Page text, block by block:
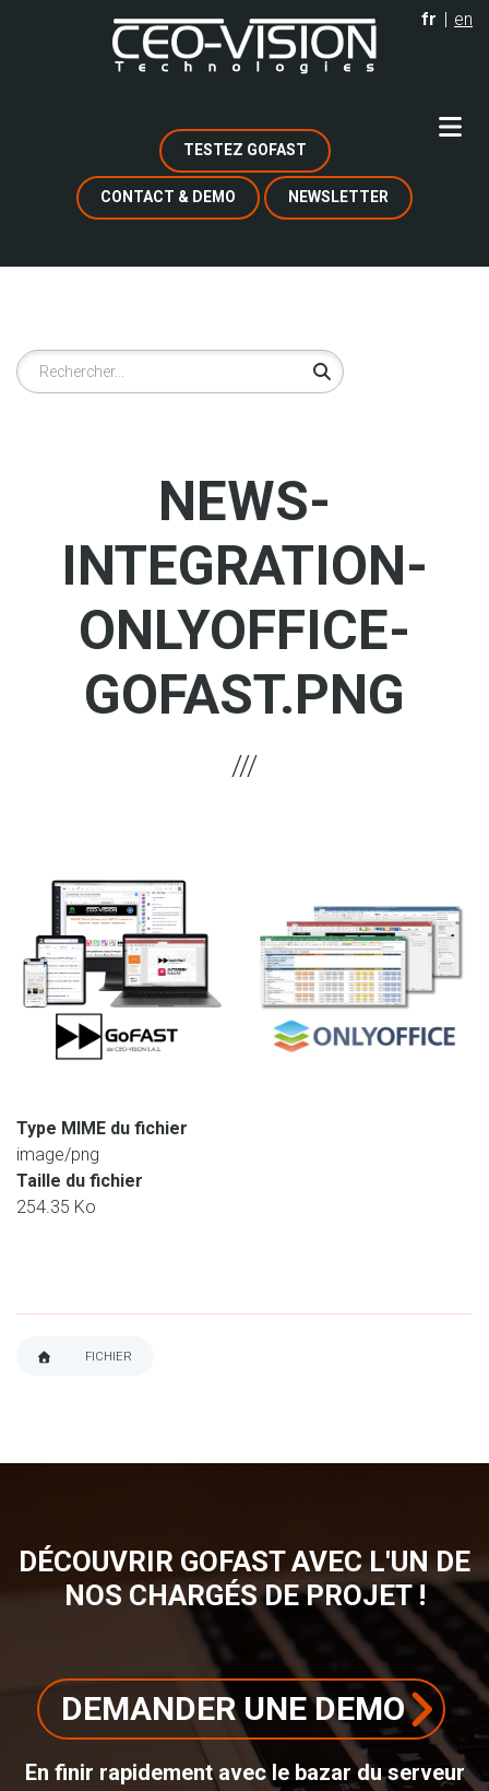
fr en
TESTEZ GOFAST
CONTACT & DEMO NEWSLETTER
Rechercher
NEWS-
INTEGRATION-
ONLYOFFICE-
GOFAST.PNG
Type MIME du fichier
image/png
Taille du fichier
254.35 Ko
FICHIER
DÉCOUVRIR GOFAST AVEC L'UN DE
NOS CHARGÉS DE PROJET !
DEMANDER UNE DEMO
En finir rapidement avec le bazar du serveur